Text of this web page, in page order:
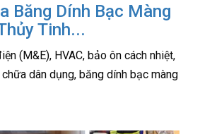
Băng Dính Bạc Màng
Tinh...
(M&E), HVAC, bảo ôn cách nhiệt,
dân dụng, băng dính bạc màng